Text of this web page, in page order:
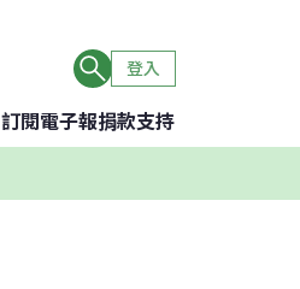
登入
訂閱電子報捐款支持